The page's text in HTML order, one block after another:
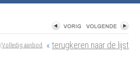
«terugkeren naar de lijst
(Volledig aanbod